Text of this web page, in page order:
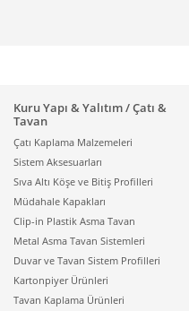
Kuru Yapı & Yalıtım / Çatı &
Tavan
Çatı Kaplama Malzemeleri
Sistem Aksesuarları
Sıva Altı Köşe ve Bitiş Profilleri
Müdahale Kapakları
Clip-in Plastik Asma Tavan
Metal Asma Tavan Sistemleri
Duvar ve Tavan Sistem Profilleri
Kartonpiyer Ürünleri
Tavan Kaplama Ürünleri